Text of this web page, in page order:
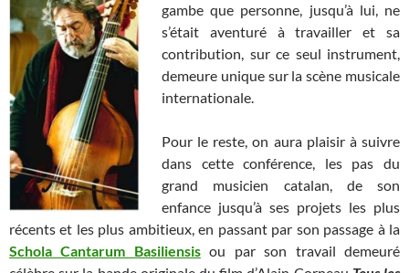
gambe que personne, jusqu’à lui, ne
s’était aventuré à travailler et sa
contribution, sur ce seul instrument,
demeure unique sur la scène musicale
internationale.
Pour le reste, on aura plaisir à suivre
dans cette conférence, les pas du
grand musicien catalan, de son
enfance jusqu’à ses projets les plus
récents et les plus ambitieux, en passant par son passage à la
Schola Cantarum Basiliensisou par son travail demeuré